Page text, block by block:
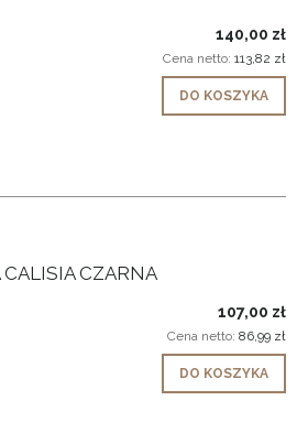
140,00 zł
Cena netto: 113,82 zł
DO KOSZYKA
CZARNA
107,00 zł
Cena netto: 86,99 zł
DO KOSZYKA